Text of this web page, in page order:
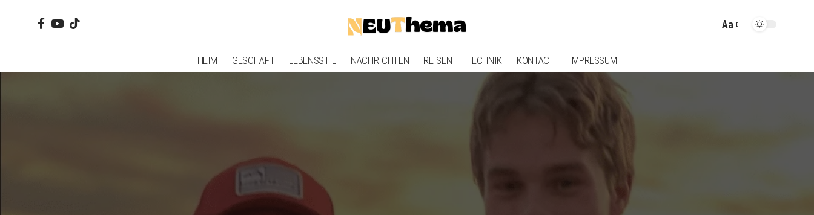
Font
Aa
HEIM GESCHAFT LEBENSSTIL NACHRICHTEN REISEN TECHNIK KONTACT IMPRESSUM